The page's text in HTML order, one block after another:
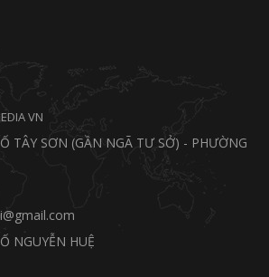
VN
TÂY SƠN (GẦN NGÃ TƯ SỞ) - PHƯỜNG
NGUYỄN HUỆ